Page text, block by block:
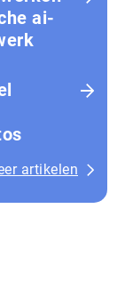
ai-
artikelen